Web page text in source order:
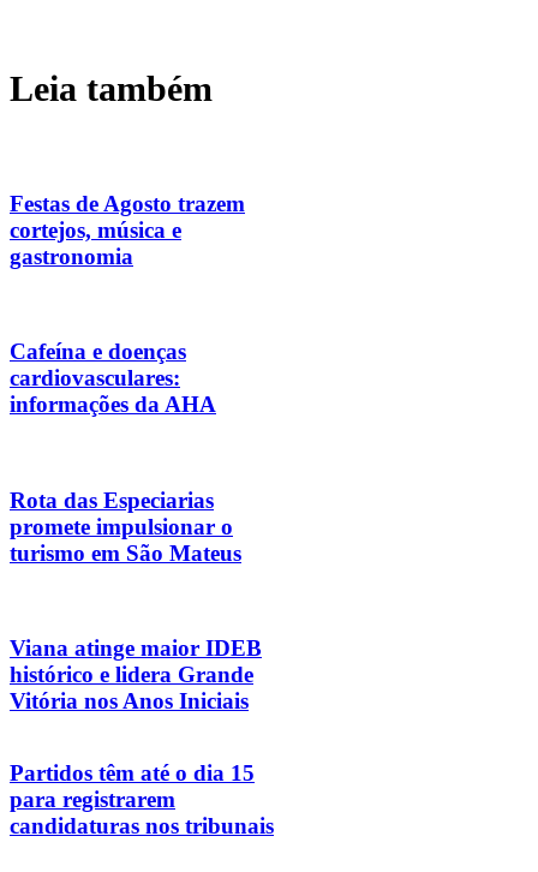
Leia também
Festas de Agosto trazem
cortejos, música e
gastronomia
Cafeína e doenças
cardiovasculares:
informações da AHA
Rota das Especiarias
promete impulsionar o
turismo em São Mateus
Viana atinge maior IDEB
histórico e lidera Grande
Vitória nos Anos Iniciais
Partidos têm até o dia 15
para registrarem
candidaturas nos tribunais